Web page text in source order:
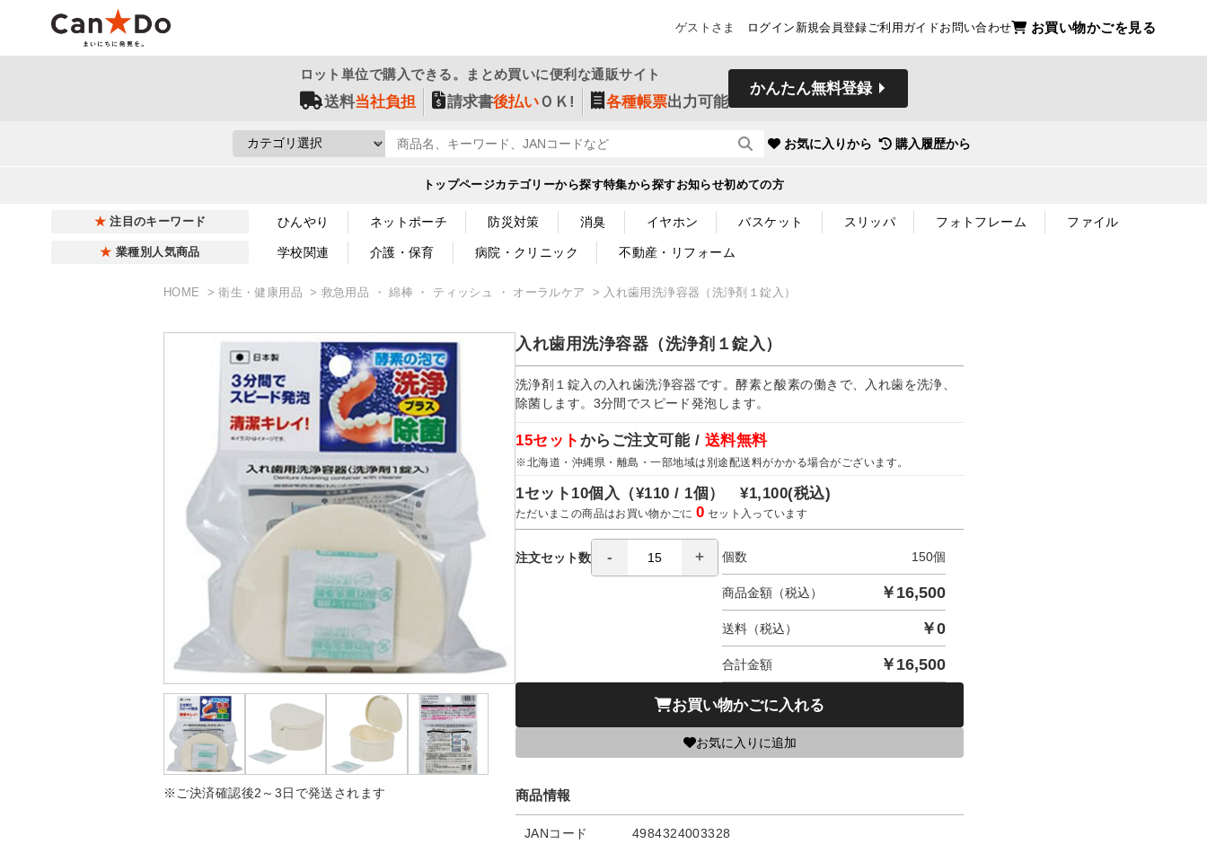
ゲストさま ログイン 新規会員登録ご利用ガイドお問い合わせ お買い物かごを見る
ロット単位で購入できる。まとめ買いに便利な通販サイト
送料当社負担 請求書後払いＯＫ! 各種帳票出力可能
かんたん無料登録
お気に入りから 購入履歴から
トップページカテゴリーから探す特集から探すお知らせ初めての方
注目のキーワード ひんやり ネットポーチ 防災対策 消臭 イヤホン バスケット スリッパ フォトフレーム ファイル
業種別人気商品 学校関連 介護・保育 病院・クリニック 不動産・リフォーム
HOME 衛生・健康用品 救急用品 ・ 綿棒 ・ ティッシュ ・ オーラルケア 入れ歯用洗浄容器（洗浄剤１錠入）
※ご決済確認後2～3日で発送されます
入れ歯用洗浄容器（洗浄剤１錠入）
洗浄剤１錠入の入れ歯洗浄容器です。酵素と酸素の働きで、入れ歯を洗浄、
除菌します。3分間でスピード発泡します。
15セット からご注文可能 / 送料無料
※北海道・沖縄県・離島・一部地域は別途配送料がかかる場合がございます。
1セット10個入（¥110 / 1個）¥1,100(税込)
ただいまこの商品はお買い物かごに0 セット入っています
注文セット数 個数 150個
商品金額（税込） ￥ 16,500
送料（税込） ￥0
合計金額 ￥ 16,500
お買い物かごに入れる
お気に入りに追加
商品情報
JANコード 4984324003328